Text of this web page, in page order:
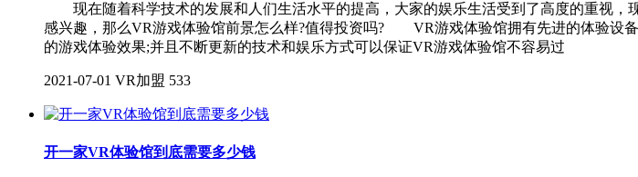
现在随着科学技术的发展和人们生活水平的提高，大家的娱乐生活受到了高度的重视，
感兴趣，那么VR游戏体验馆前景怎么样?值得投资吗? VR游戏体验馆拥有先进的体验设
的游戏体验效果;并且不断更新的技术和娱乐方式可以保证VR游戏体验馆不容易过
2021-07-01 VR加盟 533
开一家VR体验馆到底需要多少钱